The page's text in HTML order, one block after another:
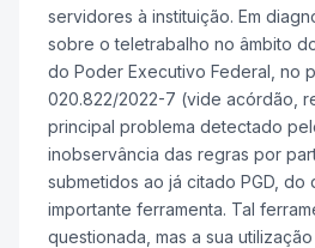
servidores à instituição. Em
sobre o teletrabalho no âmbito
do Poder Executivo Federal, no
020.822/2022-7 (vide acórdão,
principal problema detectado
inobservância das regras por
submetidos ao já citado PGD, do
importante ferramenta. Tal
questionada, mas a sua